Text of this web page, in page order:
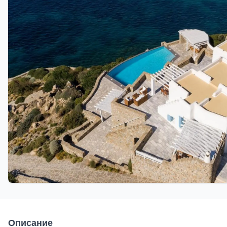
Описание